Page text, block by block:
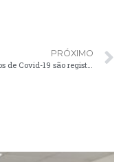
PRÓXIMO
Três casos de Covid-19 são registrados em Palmeira nesta quinta-feira (9)